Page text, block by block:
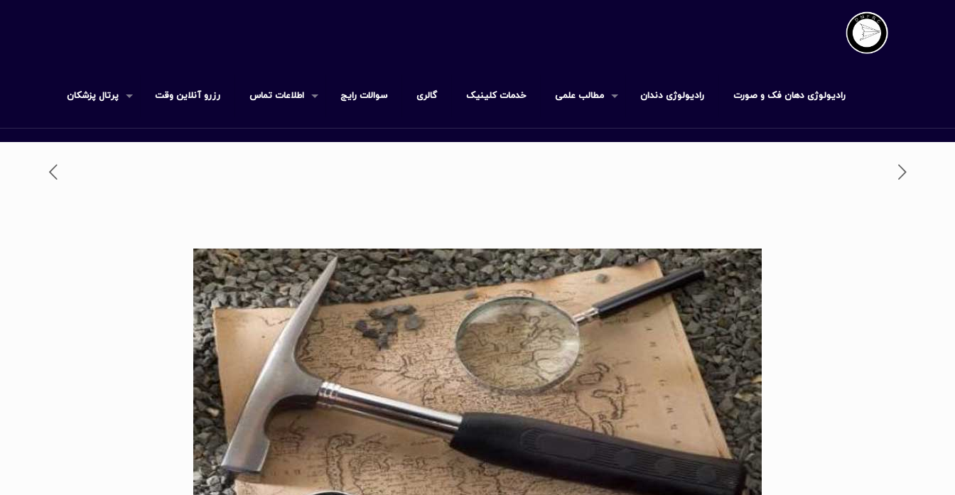
رادیولوژی دهان فک و صورت رادیولوژی دندان مطالب علمی خدمات کلینیک گالری سوالات رایج اطلاعات تماس رزرو آنلاین وقت پرتال پزشکان